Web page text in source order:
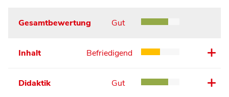
Gesamtbewertung Gut
Inhalt Befriedigend
Didaktik Gut